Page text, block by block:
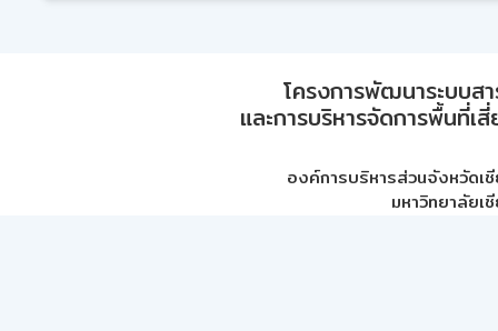
โครงการพัฒนาระบบส
และการบริหารจัดการพื้นที่เ
องค์การบริหารส่วนจังหวัดเ
มหาวิทยาลัยเ